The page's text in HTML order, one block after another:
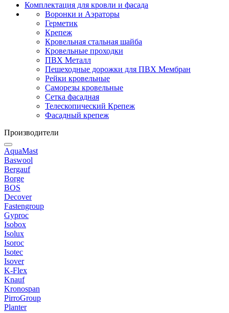
Комплектация для кровли и фасада
Воронки и Аэраторы
Герметик
Крепеж
Кровельная стальная шайба
Кровельные проходки
ПВХ Металл
Пешеходные дорожки для ПВХ Мембран
Рейки кровельные
Саморезы кровельные
Сетка фасадная
Телескопический Крепеж
Фасадный крепеж
Производители
AquaMast
Baswool
Bergauf
Borge
BOS
Decover
Fastengroup
Gyproc
Isobox
Isolux
Isoroc
Isotec
Isover
K-Flex
Knauf
Kronospan
PirroGroup
Planter